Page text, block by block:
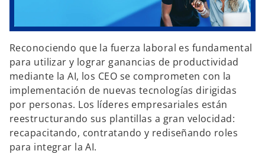
Reconociendo que la fuerza laboral es fundamental
para utilizar y lograr ganancias de productividad
mediante la AI, los CEO se comprometen con la
implementación de nuevas tecnologías dirigidas
por personas. Los líderes empresariales están
reestructurando sus plantillas a gran velocidad:
recapacitando, contratando y rediseñando roles
para integrar la AI.